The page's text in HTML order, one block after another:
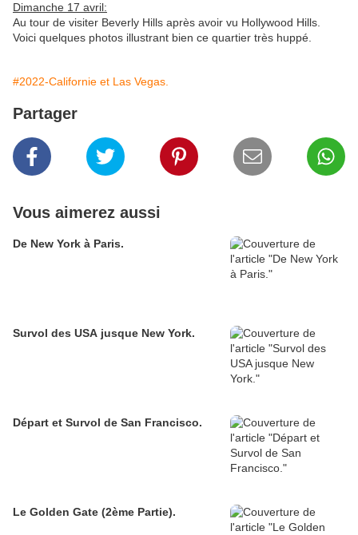
Dimanche 17 avril:
Au tour de visiter Beverly Hills après avoir vu Hollywood Hills.
Voici quelques photos illustrant bien ce quartier très huppé.
#2022-Californie et Las Vegas.
Partager
Vous aimerez aussi
De New York à Paris.
Survol des USA jusque New York.
Départ et Survol de San Francisco.
Le Golden Gate (2ème Partie).